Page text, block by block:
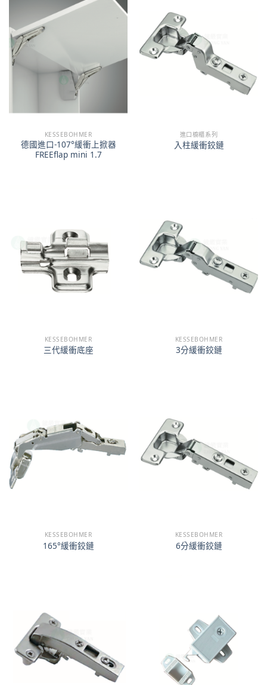
KESSEBOHMER
德國進口-107°緩衝上掀器
FREEflap mini 1.7
進口櫥櫃系列
入柱緩衝鉸鏈
KESSEBOHMER
三代緩衝底座
KESSEBOHMER
3分緩衝鉸鏈
KESSEBOHMER
165°緩衝鉸鏈
KESSEBOHMER
6分緩衝鉸鏈